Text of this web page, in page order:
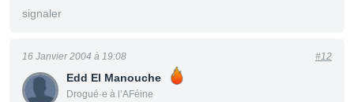
signaler
Edd El Manouche
Drogué·e à l’AFéine
16 Janvier 2004 à 19:08 #12